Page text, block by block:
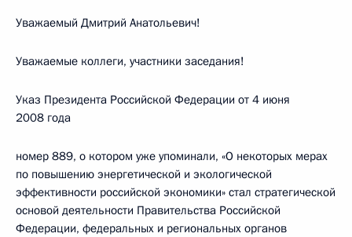
Уважаемый Дмитрий Анатольевич!
Уважаемые коллеги, участники заседания!
Указ Президента Российской Федерации от 4 июня
2008 года
номер 889, о котором уже упоминали, «О некоторых мерах
по повышению энергетической и экологической
эффективности российской экономики» стал стратегической
основой деятельности Правительства Российской
Федерации, федеральных и региональных органов